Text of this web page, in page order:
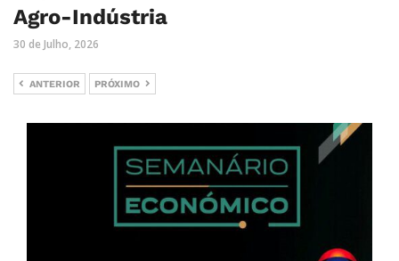
Agro-Indústria
30 de Julho, 2026
ANTERIOR PRÓXIMO